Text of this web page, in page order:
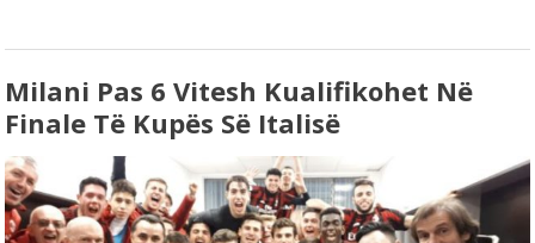
Milani Pas 6 Vitesh Kualifikohet Në
Finale Të Kupës Së Italisë